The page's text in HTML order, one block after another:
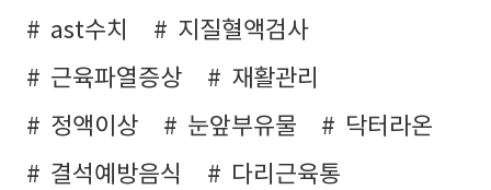
ast수치
지질혈액검사
근육파열증상
재활관리
정액이상
눈앞부유물
닥터라온
결석예방음식
다리근육통